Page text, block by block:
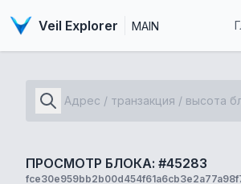
Veil Explorer MAIN
ПРОСМОТР БЛОКА: #45283